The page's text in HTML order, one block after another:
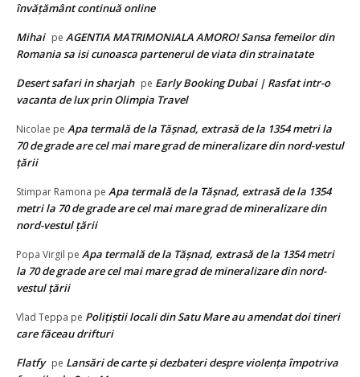
învățământ continuă online
Mihai pe AGENTIA MATRIMONIALA AMORO! Sansa femeilor din
Romania sa isi cunoasca partenerul de viata din strainatate
Desert safari in sharjah pe Early Booking Dubai | Rasfat intr-o
vacanta de lux prin Olimpia Travel
Nicolae pe Apa termală de la Tăşnad, extrasă de la 1354 metri la
70 de grade are cel mai mare grad de mineralizare din nord-vestul
țării
Stimpar Ramona pe Apa termală de la Tăşnad, extrasă de la 1354
metri la 70 de grade are cel mai mare grad de mineralizare din
nord-vestul țării
Popa Virgil pe Apa termală de la Tăşnad, extrasă de la 1354 metri
la 70 de grade are cel mai mare grad de mineralizare din nord-
vestul țării
Vlad Teppa pe Polițiștii locali din Satu Mare au amendat doi tineri
care făceau drifturi
Flatfy pe Lansări de carte și dezbateri despre violența împotriva